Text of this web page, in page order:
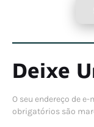
Deixe
O seu endereço de
obrigatórios são